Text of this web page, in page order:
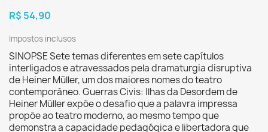
R$ 54,90
Impostos inclusos
SINOPSE Sete temas diferentes em sete capítulos
interligados e atravessados pela dramaturgia disruptiva
de Heiner Müller, um dos maiores nomes do teatro
contemporâneo. Guerras Civis: Ilhas da Desordem de
Heiner Müller expõe o desafio que a palavra impressa
propõe ao teatro moderno, ao mesmo tempo que
demonstra a capacidade pedagógica e libertadora que